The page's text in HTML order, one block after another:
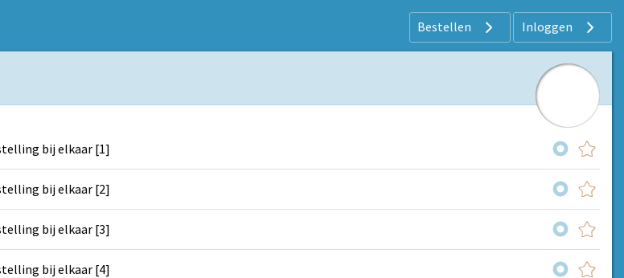
Bestellen Inloggen
bij elkaar [1]
bij elkaar [2]
bij elkaar [3]
bij elkaar [4]